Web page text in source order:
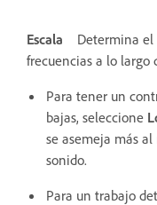
Escala
Determina el
frecuencias a lo largo
Para tener un
bajas, seleccione
se asemeja más
sonido.
Para un trabajo